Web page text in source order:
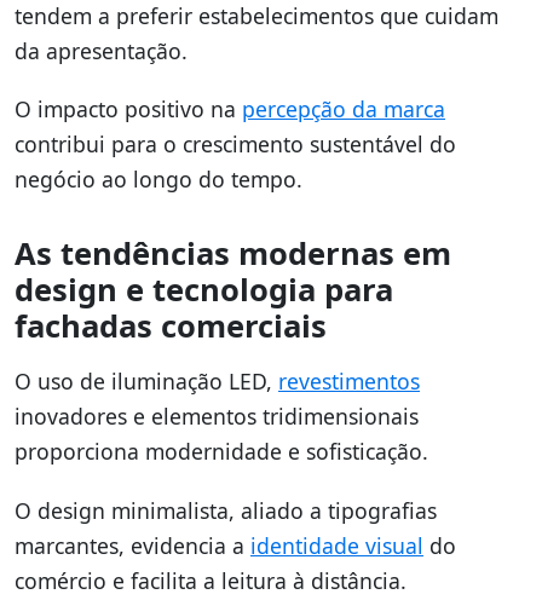
tendem a preferir estabelecimentos que cuidam
da apresentação.
O impacto positivo na percepção da marca
contribui para o crescimento sustentável do
negócio ao longo do tempo.
As tendências modernas em
design e tecnologia para
fachadas comerciais
O uso de iluminação LED, revestimentos
inovadores e elementos tridimensionais
proporciona modernidade e sofisticação.
O design minimalista, aliado a tipografias
marcantes, evidencia a identidade visual do
comércio e facilita a leitura à distância.